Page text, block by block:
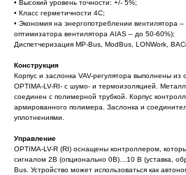
• Высокий уровень точности: +/- 5%;
• Класс герметичности 4C;
• Экономия на энергопотреблении вентилятора
оптимизатора вентилятора AIAS – до 50-60%);
Диспетчеризация MP-Bus, ModBus, LONWork,
Конструкция
Корпус и заслонка VAV-регулятора выполнены
OPTIMA-LV-RI- с шумо- и термоизоляцией.
соединен с полимерной трубкой. Корпус
армированного полимера. Заслонка и
уплотнениями.
Управление
OPTIMA-LV-R (RI) оснащены контроллером,
сигналом 2В (опционально 0В)…10 В (уставка,
Bus. Устройство может использоваться как